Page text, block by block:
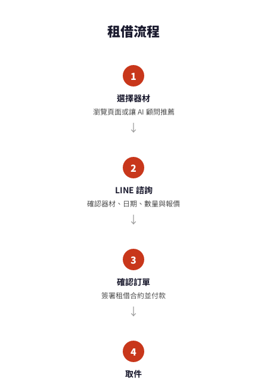
租借流程
1
選擇器材
瀏覽頁面或讓 AI 顧問推薦
2
LINE 諮詢
確認器材、日期、數量與報價
3
確認訂單
簽署租借合約並付款
4
取件